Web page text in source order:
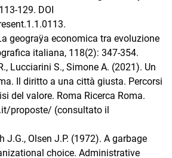
129. DOI
geograÿa economica tra evoluzione
italiana, 118(2): 347-354.
Lucciarini S., Simone A. (2021). Un
Il diritto a una città giusta. Percorsi
del valore. Roma Ricerca Roma.
proposte/ (consultato il
J.G., Olsen J.P. (1972). A garbage
choice. Administrative